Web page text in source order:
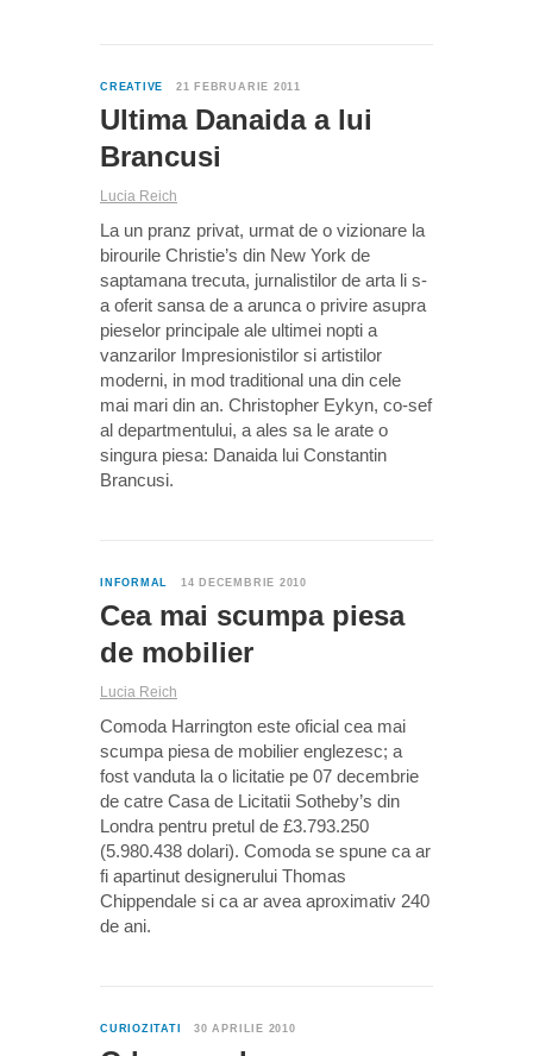
CREATIVE 21 FEBRUARIE 2011
Ultima Danaida a lui
Brancusi
Lucia Reich
La un pranz privat, urmat de o vizionare la
birourile Christie’s din New York de
saptamana trecuta, jurnalistilor de arta li s-
a oferit sansa de a arunca o privire asupra
pieselor principale ale ultimei nopti a
vanzarilor Impresionistilor si artistilor
moderni, in mod traditional una din cele
mai mari din an. Christopher Eykyn, co-sef
al departmentului, a ales sa le arate o
singura piesa: Danaida lui Constantin
Brancusi.
INFORMAL 14 DECEMBRIE 2010
Cea mai scumpa piesa
de mobilier
Lucia Reich
Comoda Harrington este oficial cea mai
scumpa piesa de mobilier englezesc; a
fost vanduta la o licitatie pe 07 decembrie
de catre Casa de Licitatii Sotheby’s din
Londra pentru pretul de £3.793.250
(5.980.438 dolari). Comoda se spune ca ar
fi apartinut designerului Thomas
Chippendale si ca ar avea aproximativ 240
de ani.
CURIOZITATI 30 APRILIE 2010